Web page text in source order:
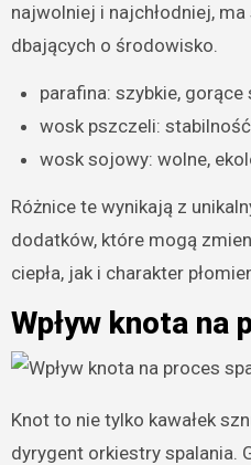
najwolniej i najchłodniej,
dbających o środowisko.
parafina: szybkie, gorące
wosk pszczeli:
wosk sojowy: wolne,
Różnice te wynikają z
dodatków, które mogą
ciepła, jak i charakter
Wpływ knota na
Knot to nie tylko kawałek
dyrygent orkiestry spalania.